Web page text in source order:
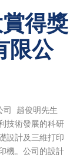
得獎
限公
司 趙俊明先生
技術發展的科研
設計及三維打印
機。公司的設計